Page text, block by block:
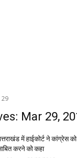
29
Mar 29,
में हाईकोर्ट ने कांग्रेस
करने को कहा